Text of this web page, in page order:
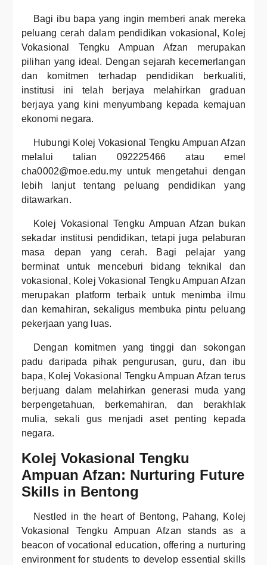
Bagi ibu bapa yang ingin memberi anak mereka
peluang cerah dalam pendidikan vokasional, Kolej
Vokasional Tengku Ampuan Afzan merupakan
pilihan yang ideal. Dengan sejarah kecemerlangan
dan komitmen terhadap pendidikan berkualiti,
institusi ini telah berjaya melahirkan graduan
berjaya yang kini menyumbang kepada kemajuan
ekonomi negara.
Hubungi Kolej Vokasional Tengku Ampuan Afzan
melalui talian 092225466 atau emel
cha0002@moe.edu.my untuk mengetahui dengan
lebih lanjut tentang peluang pendidikan yang
ditawarkan.
Kolej Vokasional Tengku Ampuan Afzan bukan
sekadar institusi pendidikan, tetapi juga pelaburan
masa depan yang cerah. Bagi pelajar yang
berminat untuk menceburi bidang teknikal dan
vokasional, Kolej Vokasional Tengku Ampuan Afzan
merupakan platform terbaik untuk menimba ilmu
dan kemahiran, sekaligus membuka pintu peluang
pekerjaan yang luas.
Dengan komitmen yang tinggi dan sokongan
padu daripada pihak pengurusan, guru, dan ibu
bapa, Kolej Vokasional Tengku Ampuan Afzan terus
berjuang dalam melahirkan generasi muda yang
berpengetahuan, berkemahiran, dan berakhlak
mulia, sekali gus menjadi aset penting kepada
negara.
Kolej Vokasional Tengku
Ampuan Afzan: Nurturing Future
Skills in Bentong
Nestled in the heart of Bentong, Pahang, Kolej
Vokasional Tengku Ampuan Afzan stands as a
beacon of vocational education, offering a nurturing
environment for students to develop essential skills